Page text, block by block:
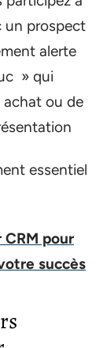
un prospect
alerte
» qui
achat ou de
essentiel
pour
succès